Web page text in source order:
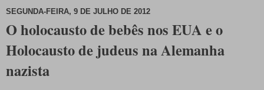
SEGUNDA-FEIRA, 9 DE JULHO DE 2012
O holocausto de bebês nos EUA e o
Holocausto de judeus na Alemanha
nazista